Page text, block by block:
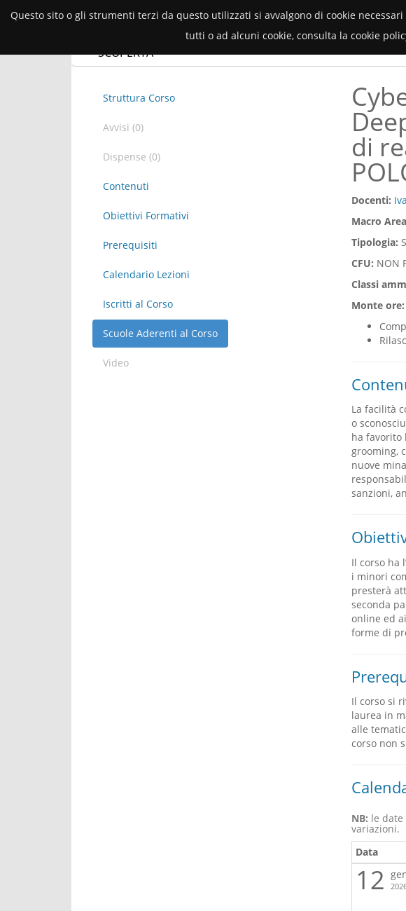
Questo sito o gli strumenti terzi da questo utilizzati si avvalgono di cookie
tutti o ad alcuni cookie, consulta la cookie
Orientamento
SCOPERTA
Faq
Struttura Corso
Avvisi (0)
Dispense (0)
Contenuti
Obiettivi Formativi
Prerequisiti
Calendario Lezioni
Iscritti al Corso
Scuole Aderenti al Corso
Video
di
Docenti:
Macro
Tipologia:
CFU: NON
Classi
Monte ore:
La facilità
o
ha favorito
grooming,
nuove
sanzioni,
Il corso ha
i minori
presterà
seconda
online ed
forme di
Il corso si
laurea in
alle
corso non
NB: le
variazioni.
Data
12